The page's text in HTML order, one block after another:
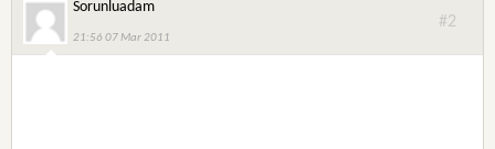
Sorunluadam
21:56 07 Mar 2011
#2